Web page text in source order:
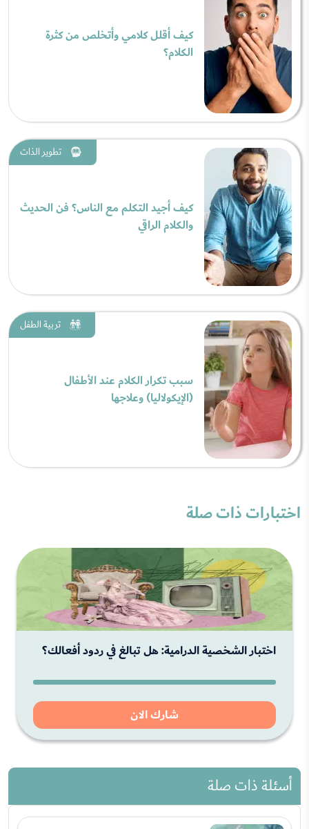
كيف أقلل كلامي وأتخلص من كثرة
الكلام؟
تطوير الذات
كيف أجيد التكلم مع الناس؟ فن الحديث
والكلام الراقي
تربية الطفل
سبب تكرار الكلام عند الأطفال
(الإيكولاليا) وعلاجها
اختبارات ذات صلة
اختبار الشخصية الدرامية: هل تبالغ في ردود أفعالك؟
شارك الان
أسئلة ذات صلة